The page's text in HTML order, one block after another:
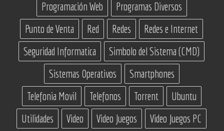
Programación Web
Programas Diversos
Punto de Venta
Red Redes
Redes e Internet
Seguridad Informatica
Simbolo del Sistema (CMD)
Sistemas Operativos
Smartphones
Telefonia Movil
Telefonos Torrent
Ubuntu
Utilidades
Video Video Juegos Video Juegos PC